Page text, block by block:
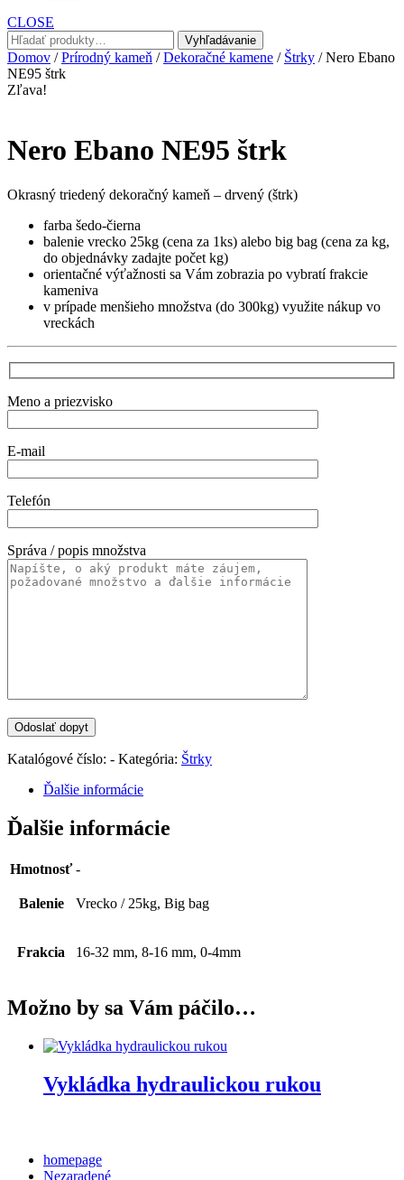
CLOSE
Hľadať:
Vyhľadávanie
Domov /Prírodný kameň /Dekoračné kamene / Štrky / Nero Ebano
NE95 štrk
Zľava!
Nero Ebano NE95 štrk
Okrasný triedený dekoračný kameň – drvený (štrk)
farba šedo-čierna
balenie vrecko 25kg (cena za 1ks) alebo big bag (cena za kg,
do objednávky zadajte počet kg)
orientačné výťažnosti sa Vám zobrazia po vybratí frakcie
kameniva
v prípade menšieho množstva (do 300kg) využite nákup vo
vreckách
Meno a priezvisko
E-mail
Telefón
Správa / popis množstva
Katalógové číslo: - Kategória: Štrky
Ďalšie informácie
Ďalšie informácie
Hmotnosť -
Balenie Vrecko / 25kg, Big bag
Frakcia 16-32 mm, 8-16 mm, 0-4mm
Možno by sa Vám páčilo…
Vykládka hydraulickou rukou
homepage
Nezaradené